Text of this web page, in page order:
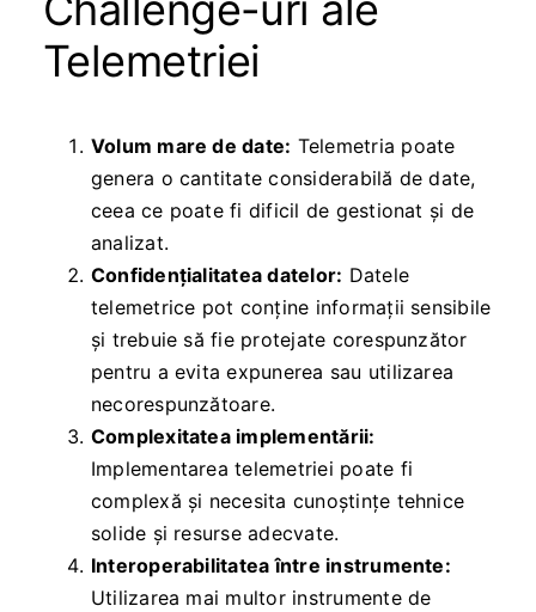
Telemetriei
Volum mare de date: Telemetria poate
genera o cantitate considerabilă de date,
ceea ce poate fi dificil de gestionat și de
analizat.
Confidențialitatea datelor: Datele
telemetrice pot conține informații sensibile
și trebuie să fie protejate corespunzător
pentru a evita expunerea sau utilizarea
necorespunzătoare.
Complexitatea implementării:
Implementarea telemetriei poate fi
complexă și necesita cunoștințe tehnice
solide și resurse adecvate.
Interoperabilitatea între instrumente:
Utilizarea mai multor instrumente de